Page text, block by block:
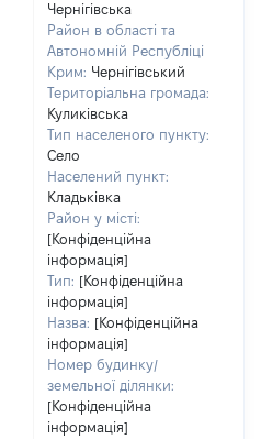
Чернігівська
Район в області та
Автономній Республіці
Крим: Чернігівський
Територіальна громада:
Куликівська
Тип населеного пункту:
Село
Населений пункт:
Кладьківка
Район у місті:
[Конфіденційна
інформація]
Тип: [Конфіденційна
інформація]
Назва: [Конфіденційна
інформація]
Номер будинку/
земельної ділянки:
[Конфіденційна
інформація]